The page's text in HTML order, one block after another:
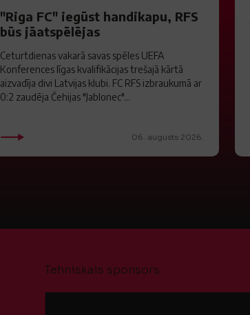
"Riga FC" iegūst handikapu, RFS
būs jāatspēlējas
Ceturtdienas vakarā savas spēles UEFA
Konferences līgas kvalifikācijas trešajā kārtā
aizvadīja divi Latvijas klubi. FC RFS izbraukumā ar
0:2 zaudēja Čehijas "Jablonec"...
06. augusts 2026.
Tehniskais sponsors